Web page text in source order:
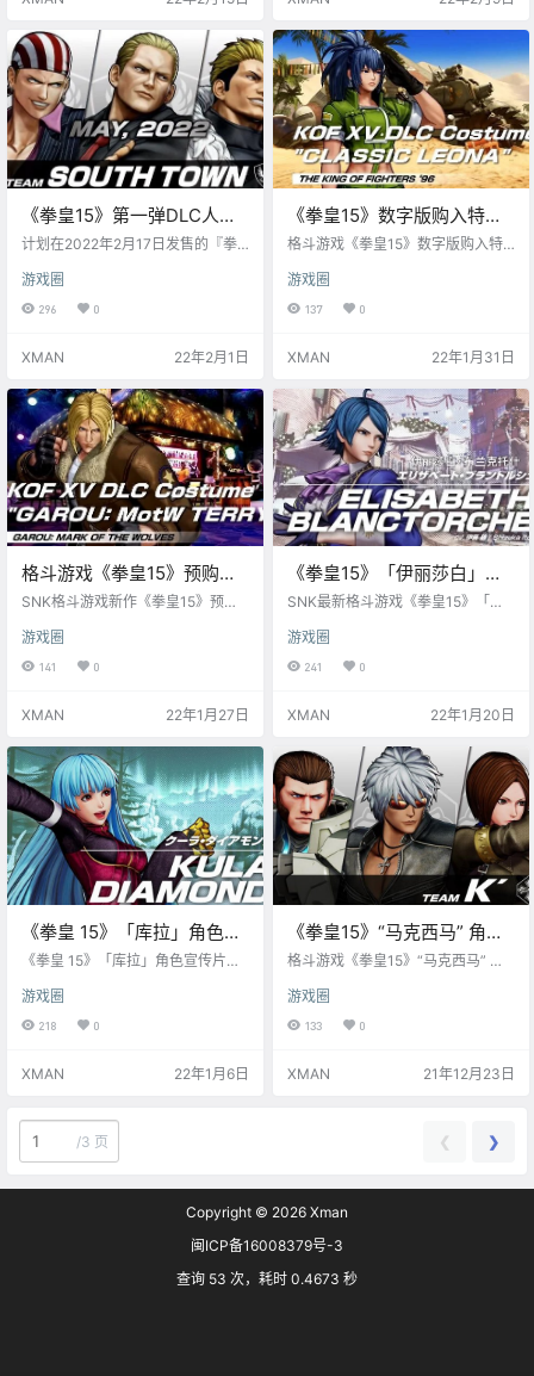
《拳皇15》第一弹DLC人物
公布，比利，山崎龙二，吉
计划在2022年2月17日发售的『拳
角色。 首批为3月上线的Team 1“饿
狼狼之印记队（3名）”：“饿狼狼之
印记队”——“洛克·霍华德”、“碧.珍
eam 2“南镇队（3名）”：“南镇队”
“山崎龙二” “Team 3（3名）”与“Te
am 4（3名）”会依次在今年夏天和
秋天与各位玩家见面…
游戏圈
296 0
XMAN 22年2月1日
《拳皇15》数字版购入特
典：「经典莉安娜」服装 宣
格斗游戏《拳皇15》数字版购入特
片公布，可以将莉安娜的服装更换
为《拳皇96》中登场时的服装。 本
作将于2022年2月17日发售，登陆P
后有可能单独发售。
游戏圈
137 0
XMAN 22年1月31日
格斗游戏《拳皇15》预购特
典DLC服装 “饿狼 狼之印记
SNK格斗游戏新作《拳皇15》预购
瑞” 宣传片今日公开，本套服装为19
99年的格斗游戏《饿狼传说：狼之
4、PS5、XB1、XSX|S 以及 PC 平
游戏圈
141 0
XMAN 22年1月27日
《拳皇15》「伊丽莎白」角
色演示公布，首发39名角色
SNK最新格斗游戏《拳皇15》「伊
布。 伊丽莎白将与阿修、库克里一
同组成「阿修队」。至此《拳皇1
5、PS4、XSX|S以及PC平台。
游戏圈
241 0
XMAN 22年1月20日
《拳皇 15》「库拉」角色宣
传片公布
《拳皇 15》「库拉」角色宣传片公
成“柯隆队”。《拳皇15》将于 2022
年 2 月 17 日正式发售，登陆 PS5、
棕褐色，进入战斗后才会变为水
两人其实曾在同一座研究所生活并
无敌意，只是被迫洗脑。NES…
游戏圈
218 0
XMAN 22年1月6日
《拳皇15》“马克西马” 角色
宣传片公布，K队到齐
格斗游戏《拳皇15》“马克西马” 角
克西马、K'、薇普）
游戏圈
133 0
XMAN 21年12月23日
/3 页 ❮ ❯
Copyright © 2026 Xman
闽ICP备16008379号-3
查询 53 次，耗时 0.4673 秒